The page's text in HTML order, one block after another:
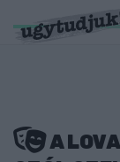
A